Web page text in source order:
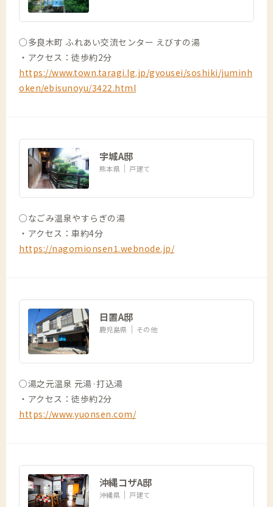
○多良木町 ふれあい交流センター えびすの湯
・アクセス：徒歩約2分
https://www.town.taragi.lg.jp/gyousei/soshiki/juminh
oken/ebisunoyu/3422.html
宇城A邸
熊本県 戸建て
○なごみ温泉やすらぎの湯
・アクセス：車約4分
https://nagomionsen1.webnode.jp/
日置A邸
鹿児島県 その他
○湯之元温泉 元湯·打込湯
・アクセス：徒歩約2分
https://www.yuonsen.com/
沖縄コザA邸
沖縄県 戸建て